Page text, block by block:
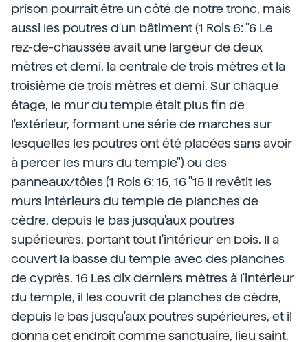
prison pourrait être un côté de notre tronc, mais
aussi les poutres d'un bâtiment (1 Rois 6: "6 Le
rez-de-chaussée avait une largeur de deux
mètres et demi, la centrale de trois mètres et la
troisième de trois mètres et demi. Sur chaque
étage, le mur du temple était plus fin de
l'extérieur, formant une série de marches sur
lesquelles les poutres ont été placées sans avoir
à percer les murs du temple") ou des
panneaux/tôles (1 Rois 6: 15, 16 "15 Il revêtit les
murs intérieurs du temple de planches de
cèdre, depuis le bas jusqu'aux poutres
supérieures, portant tout l'intérieur en bois. Il a
couvert la basse du temple avec des planches
de cyprès. 16 Les dix derniers mètres à l'intérieur
du temple, il les couvrit de planches de cèdre,
depuis le bas jusqu'aux poutres supérieures, et il
donna cet endroit comme sanctuaire, lieu saint.